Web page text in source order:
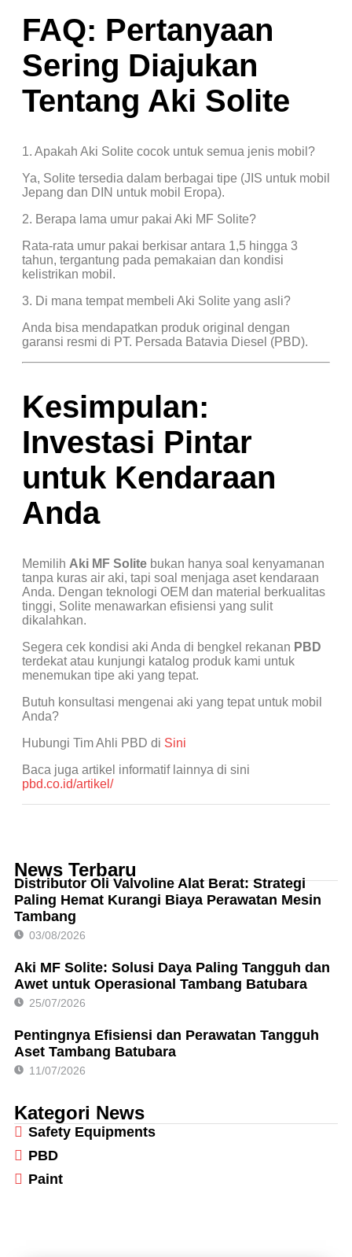
FAQ: Pertanyaan
Sering Diajukan
Tentang Aki Solite
1. Apakah Aki Solite cocok untuk semua jenis mobil?
Ya, Solite tersedia dalam berbagai tipe (JIS untuk mobil
Jepang dan DIN untuk mobil Eropa).
2. Berapa lama umur pakai Aki MF Solite?
Rata-rata umur pakai berkisar antara 1,5 hingga 3
tahun, tergantung pada pemakaian dan kondisi
kelistrikan mobil.
3. Di mana tempat membeli Aki Solite yang asli?
Anda bisa mendapatkan produk original dengan
garansi resmi di PT. Persada Batavia Diesel (PBD).
Kesimpulan:
Investasi Pintar
untuk Kendaraan
Anda
Memilih Aki MF Solite bukan hanya soal kenyamanan
tanpa kuras air aki, tapi soal menjaga aset kendaraan
Anda. Dengan teknologi OEM dan material berkualitas
tinggi, Solite menawarkan efisiensi yang sulit
dikalahkan.
Segera cek kondisi aki Anda di bengkel rekanan PBD
terdekat atau kunjungi katalog produk kami untuk
menemukan tipe aki yang tepat.
Butuh konsultasi mengenai aki yang tepat untuk mobil
Anda?
Hubungi Tim Ahli PBD di Sini
Baca juga artikel informatif lainnya di sini
pbd.co.id/artikel/
News Terbaru
Distributor Oli Valvoline Alat Berat: Strategi
Paling Hemat Kurangi Biaya Perawatan Mesin
Tambang
03/08/2026
Aki MF Solite: Solusi Daya Paling Tangguh dan
Awet untuk Operasional Tambang Batubara
25/07/2026
Pentingnya Efisiensi dan Perawatan Tangguh
Aset Tambang Batubara
11/07/2026
Kategori News
Safety Equipments
PBD
Paint